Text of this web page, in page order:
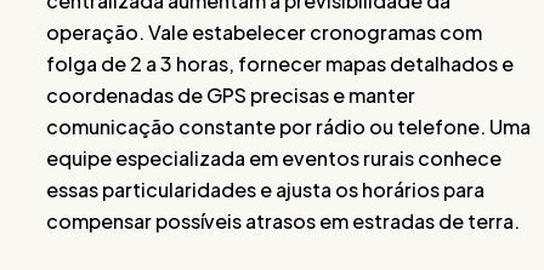
operação. Vale estabelecer cronogramas com
folga de 2 a 3 horas, fornecer mapas detalhados e
coordenadas de GPS precisas e manter
comunicação constante por rádio ou telefone. Uma
equipe especializada em eventos rurais conhece
essas particularidades e ajusta os horários para
compensar possíveis atrasos em estradas de terra.